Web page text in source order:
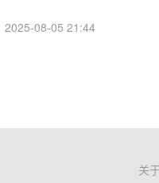
2025-08-05 21:44
关